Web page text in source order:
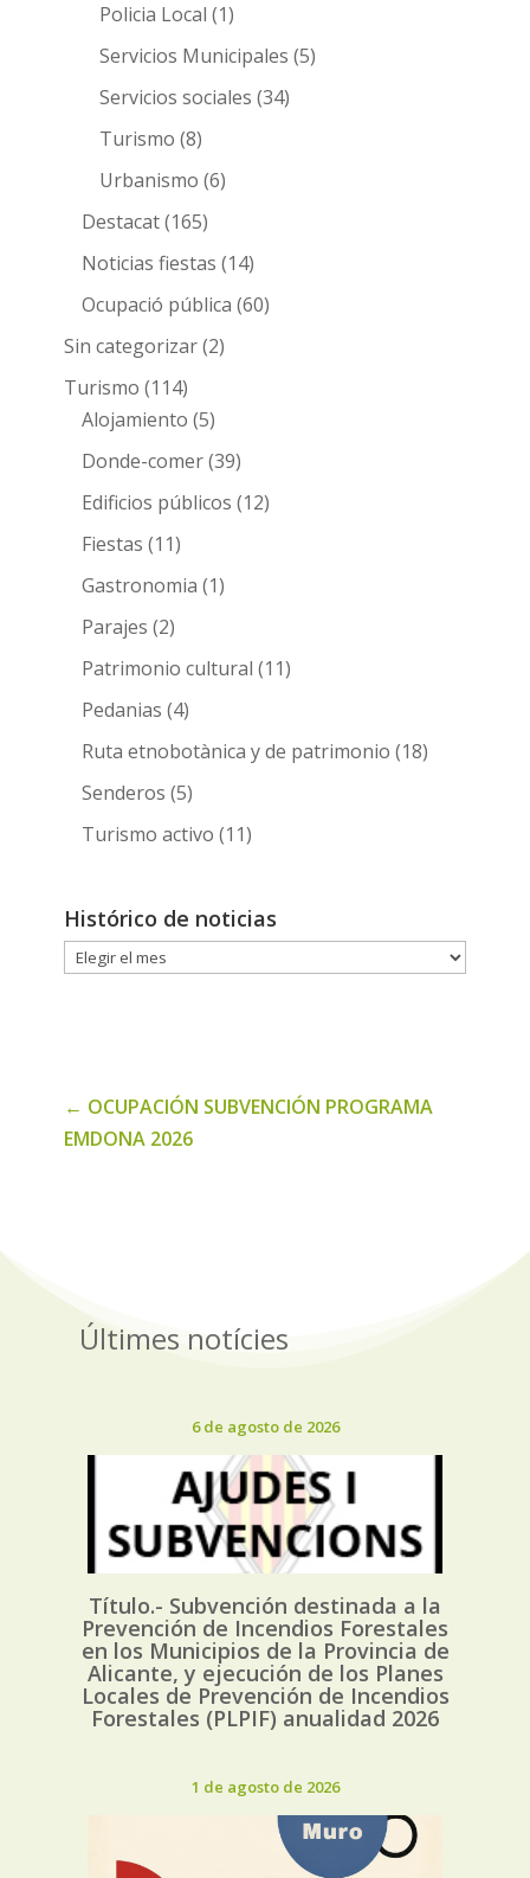
Policia Local (1)
Servicios Municipales (5)
Servicios sociales (34)
Turismo (8)
Urbanismo (6)
Destacat(165)
Noticias fiestas (14)
Ocupació pública (60)
Sin categorizar(2)
Turismo (114)
Alojamiento (5)
Donde-comer(39)
Edificios públicos (12)
Fiestas (11)
Gastronomia (1)
Parajes (2)
Patrimonio cultural (11)
Pedanias (4)
Ruta etnobotànica y de patrimonio (18)
Senderos (5)
Turismo activo (11)
Histórico de noticias
Histórico
← OCUPACIÓN SUBVENCIÓN PROGRAMA
EMDONA 2026
Últimes notícies
6 de agosto de 2026
Título.- Subvención destinada a la
Prevención de Incendios Forestales
en los Municipios de la Provincia de
Alicante, y ejecución de los Planes
Locales de Prevención de Incendios
Forestales (PLPIF) anualidad 2026
1 de agosto de 2026